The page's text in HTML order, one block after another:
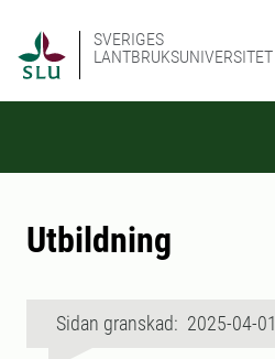
SVERIGES
LANTBRUKSUNIVERSITET
Utbildning
Sidan granskad: 2025-04-01